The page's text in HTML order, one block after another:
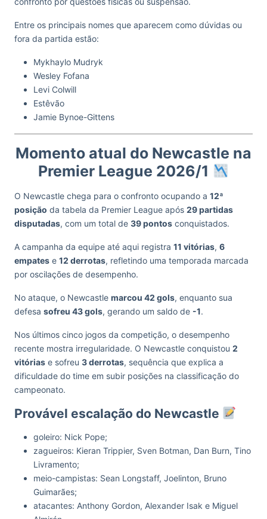
Entre os principais nomes que aparecem como dúvidas ou
fora da partida estão:
Mykhaylo Mudryk
Wesley Fofana
Levi Colwill
Estêvão
Jamie Bynoe-Gittens
Momento atual do Newcastle na
Premier League 2026/1
O Newcastle chega para o confronto ocupando a 12ª
posição da tabela da Premier League após 29 partidas
disputadas, com um total de 39 pontos conquistados.
A campanha da equipe até aqui registra 11 vitórias, 6
empates e 12 derrotas, refletindo uma temporada marcada
por oscilações de desempenho.
No ataque, o Newcastle marcou 42 gols, enquanto sua
defesa sofreu 43 gols, gerando um saldo de -1.
Nos últimos cinco jogos da competição, o desempenho
recente mostra irregularidade. O Newcastle conquistou 2
vitórias e sofreu 3 derrotas, sequência que explica a
dificuldade do time em subir posições na classificação do
campeonato.
Provável escalação do Newcastle
goleiro: Nick Pope;
zagueiros: Kieran Trippier, Sven Botman, Dan Burn, Tino
Livramento;
meio-campistas: Sean Longstaff, Joelinton, Bruno
Guimarães;
atacantes: Anthony Gordon, Alexander Isak e Miguel